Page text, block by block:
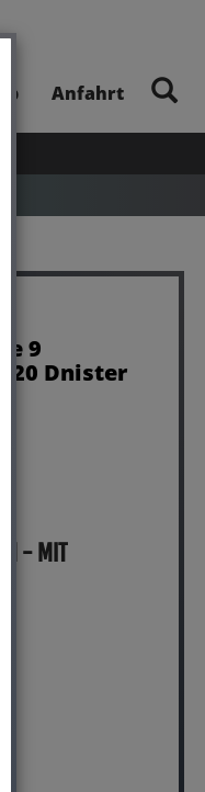
Anfahrt
9
Dnister
- MIT